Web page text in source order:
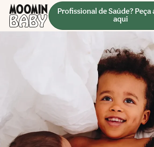
Profissional de Saúde? Peça
aqui